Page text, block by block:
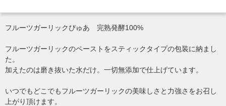
フルーツガーリックぴゅあ 完熟発酵100%
フルーツガーリックのペーストをスティックタイプの包装に納まし
た。
加えたのは磨き抜いた水だけ。一切無添加で仕上げています。
いつでもどこでもフルーツガーリックの美味しさと力強さをお召し
上がり頂けます。